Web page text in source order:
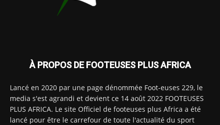
À PROPOS DE FOOTEUSES PLUS AFRICA
Lancé en 2020 par une page dénommée Foot-euses 229, le
media s'est agrandi et devient ce 14 août 2022 FOOTEUSES
PLUS AFRICA. Le site Officiel de footeuses plus Africa a été
lancé pour être le carrefour de toute l'actualité du sport